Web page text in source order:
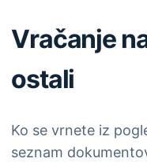
Vračanje
ostali
Ko se vrnete iz
seznam